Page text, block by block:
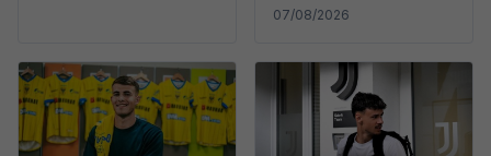
07/08/2026